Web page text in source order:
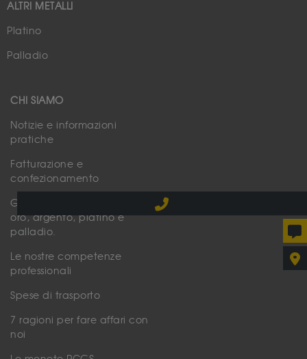
ALTRI METALLI
Platino
Palladio
CHI SIAMO
Notizie e informazioni
pratiche
Fatturazione e
confezionamento
Grafici delle quotazioni di
oro, argento, platino e
palladio.
Le nostre competenze
professionali
Spese di trasporto
7 ragioni per fare affari con
noi